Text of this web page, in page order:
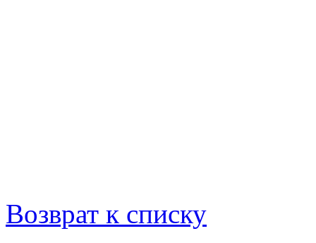
Возврат к списку